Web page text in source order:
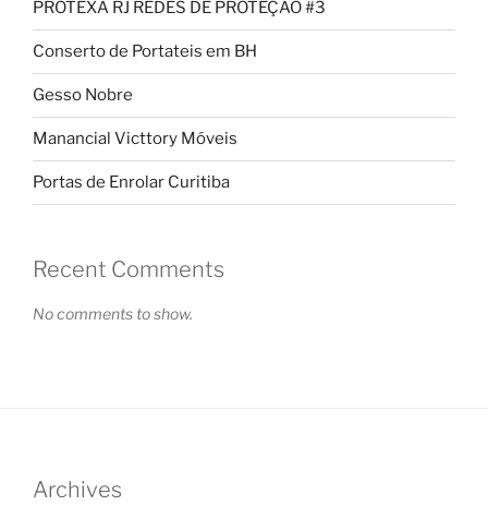
PROTEXA RJ REDES DE PROTEÇÃO #3
Conserto de Portateis em BH
Gesso Nobre
Manancial Victtory Móveis
Portas de Enrolar Curitiba
Recent Comments
No comments to show.
Archives